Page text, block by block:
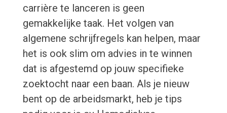
carrière te lanceren is geen
gemakkelijke taak. Het volgen van
algemene schrijfregels kan helpen, maar
het is ook slim om advies in te winnen
dat is afgestemd op jouw specifieke
zoektocht naar een baan. Als je nieuw
bent op de arbeidsmarkt, heb je tips